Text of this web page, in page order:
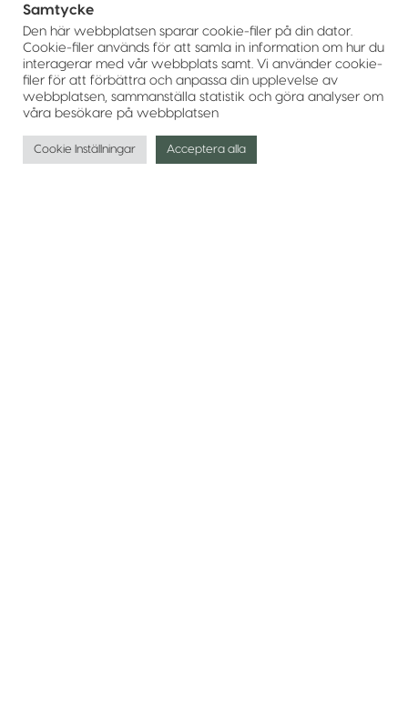
Samtycke
Den här webbplatsen sparar cookie-filer på din dator.
Cookie-filer används för att samla in information om hur du
interagerar med vår webbplats samt. Vi använder cookie-
filer för att förbättra och anpassa din upplevelse av
webbplatsen, sammanställa statistik och göra analyser om
våra besökare på webbplatsen
Cookie Inställningar Acceptera alla